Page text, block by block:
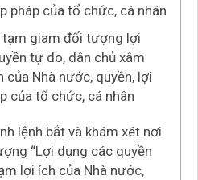
pháp của tổ chức, cá nhân
tạm giam đối tượng lợi
tự do, dân chủ xâm
của Nhà nước, quyền, lợi
của tổ chức, cá nhân
lệnh bắt và khám xét nơi
“Lợi dụng các quyền
lợi ích của Nhà nước,